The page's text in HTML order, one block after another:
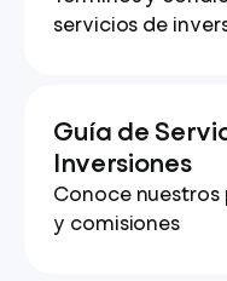
servicios de
Guía de
Inversiones
Conoce
y comisiones